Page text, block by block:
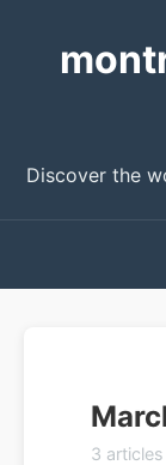
Discover the
3 articles